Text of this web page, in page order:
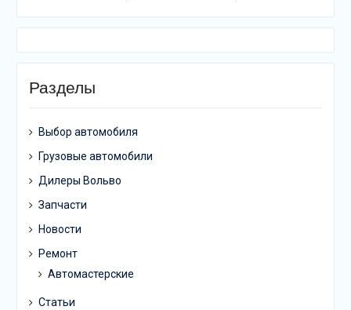
Разделы
Выбор автомобиля
Грузовые автомобили
Дилеры Вольво
Запчасти
Новости
Ремонт
Автомастерские
Статьи